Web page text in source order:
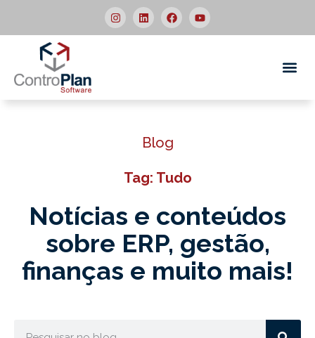
Blog
Tag: Tudo
Notícias e conteúdos
sobre ERP, gestão,
finanças e muito mais!